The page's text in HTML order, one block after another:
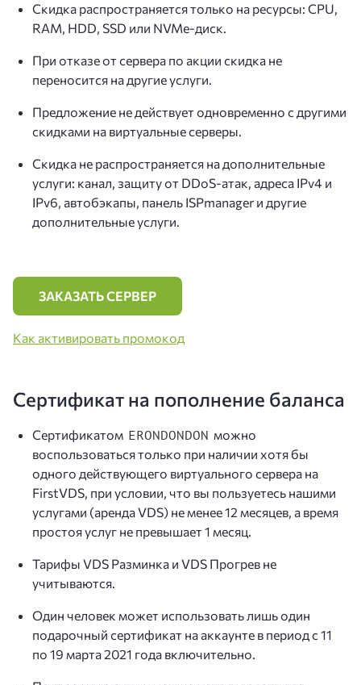
Скидка распространяется только на ресурсы: CPU,
RAM, HDD, SSD или NVMe-диск.
При отказе от сервера по акции скидка не
переносится на другие услуги.
Предложение не действует одновременно с другими
скидками на виртуальные серверы.
Скидка не распространяется на дополнительные
услуги: канал, защиту от DDoS-атак, адреса IPv4 и
IPv6, автобэкапы, панель ISPmanager и другие
дополнительные услуги.
ЗАКАЗАТЬ СЕРВЕР
Как активировать промокод
Сертификат на пополнение баланса
Сертификатом ERONDONDON можно
воспользоваться только при наличии хотя бы
одного действующего виртуального сервера на
FirstVDS, при условии, что вы пользуетесь нашими
услугами (аренда VDS) не менее 12 месяцев, а время
простоя услуг не превышает 1 месяц.
Тарифы VDS Разминка и VDS Прогрев не
учитываются.
Один человек может использовать лишь один
подарочный сертификат на аккаунте в период с 11
по 19 марта 2021 года включительно.